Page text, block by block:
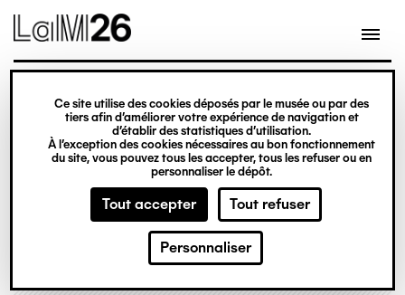
Gestion des cookies
Ce site utilise des cookies déposés par le musée ou par des
tiers afin d’améliorer votre expérience de navigation et
d’établir des statistiques d’utilisation.
À l’exception des cookies nécessaires au bon fonctionnement
du site, vous pouvez tous les accepter, tous les refuser ou en
personnaliser le dépôt.
Tout accepter Tout refuser
Personnaliser
contenu